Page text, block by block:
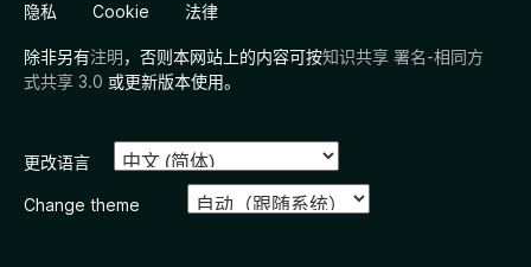
隐私 Cookie 法律
除非另有注明，否则本网站上的内容可按知识共享 署名-相同方
式共享 3.0 或更新版本使用。
更改语言
Change theme